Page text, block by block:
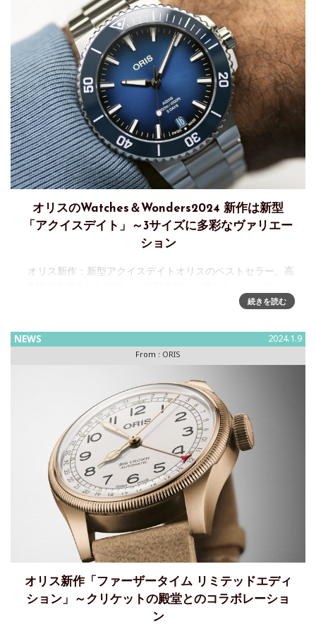
オリスのWatches＆Wonders2024 新作は新型
「アクイスデイト」～3サイズに多彩なヴァリエー
ション
オリス新作：新型アクイスデイトオリスのベストセラー、高
チ、アクイスデイトとアクイスデイト アップサイクルの新し
続きを読む
NEWS 2024.1.9
From : ORIS
オリス新作「ファーザータイム リミテッドエディ
ション」～クリケットの殿堂とのコラボレーショ
ン